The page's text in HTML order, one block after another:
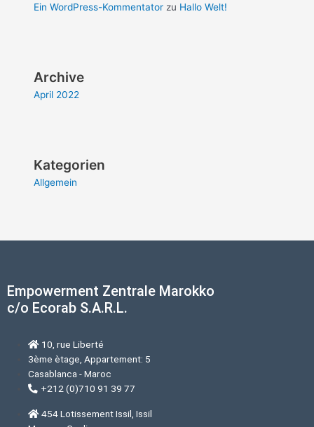
Ein WordPress-Kommentator zu Hallo Welt!
Archive
April 2022
Kategorien
Allgemein
Empowerment Zentrale Marokko
c/o Ecorab S.A.R.L.
10, rue Liberté
3ème ètage, Appartement: 5
Casablanca - Maroc
+212 (0)710 91 39 77
454 Lotissement Issil, Issil